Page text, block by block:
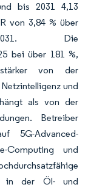
bis 2031 4,13
von 3,84 % über
Die
bei über 181 %,
von der
und
als von der
Betreiber
5G-Advanced-
Computing und
in der Öl- und